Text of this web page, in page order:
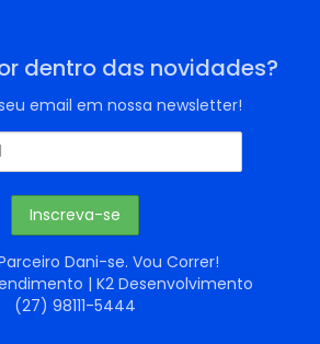
dentro das novidades?
email em nossa newsletter!
Dani-se. Vou Correr!
| K2 Desenvolvimento
(27) 98111-5444